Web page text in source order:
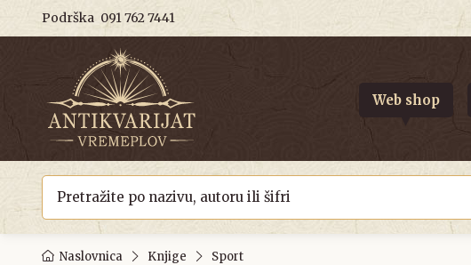
Podrška 091 762 7441
Web shop
Naslovnica Knjige Sport